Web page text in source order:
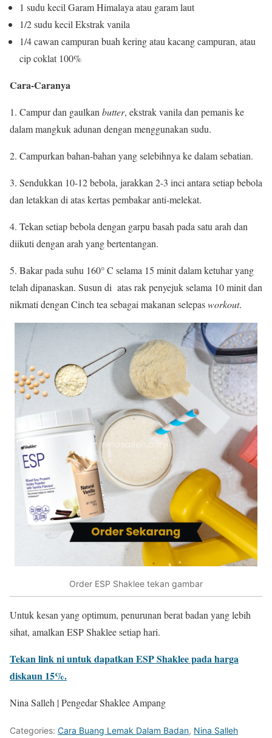
1 sudu kecil Garam Himalaya atau garam laut
1/2 sudu kecil Ekstrak vanila
1/4 cawan campuran buah kering atau kacang campuran, atau
cip coklat 100%
Cara-Caranya
1. Campur dan gaulkanbutter, ekstrak vanila dan pemanis ke
dalam mangkuk adunan dengan menggunakan sudu.
2. Campurkan bahan-bahan yang selebihnya ke dalam sebatian.
3. Sendukkan 10-12 bebola, jarakkan 2-3 inci antara setiap bebola
dan letakkan di atas kertas pembakar anti-melekat.
4. Tekan setiap bebola dengan garpu basah pada satu arah dan
diikuti dengan arah yang bertentangan.
5. Bakar pada suhu 160° C selama 15 minit dalam ketuhar yang
telah dipanaskan. Susun di atas rak penyejuk selama 10 minit dan
nikmati dengan Cinch tea sebagai makanan selepasworkout.
Order ESP Shaklee tekan gambar
Untuk kesan yang optimum, penurunan berat badan yang lebih
sihat, amalkan ESP Shaklee setiap hari.
Tekan link ni untuk dapatkan ESP Shaklee pada harga
diskaun 15%.
Nina Salleh | Pengedar Shaklee Ampang
Categories: Cara Buang Lemak Dalam Badan, Nina Salleh